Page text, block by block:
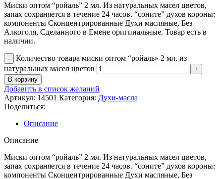
Миски оптом “ройаль” 2 мл. Из натуральных масел цветов,
запах сохраняется в течение 24 часов. “соните” духов короны:
компоненты Сконцентрированные Духи масляные, Без
Алкоголя, Сделанного в Емене оригинальные. Товар есть в
наличии.
Количество товара миски оптом “ройаль» 2 мл. из
натуральных масел цветов
В корзину
Добавить в список желаний
Артикул: 14501 Категория: Духи-масла
Поделиться:
Описание
Описание
Миски оптом “ройаль” 2 мл. Из натуральных масел цветов,
запах сохраняется в течение 24 часов. “соните” духов короны:
компоненты Сконцентрированные Духи масляные, Без